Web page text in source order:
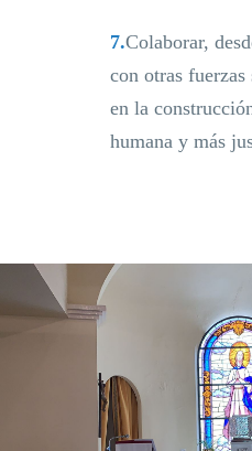
7.Colaborar,
con otras
en la
humana y más